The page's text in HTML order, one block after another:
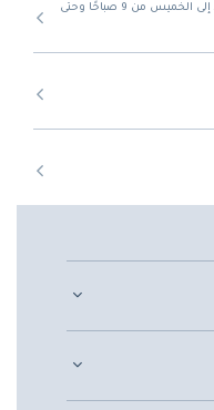
من الأحد إلى الخميس من 9 صباحًا وحتى